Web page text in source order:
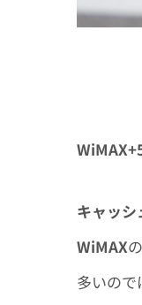
キャッシ
WiMAXの
多いので